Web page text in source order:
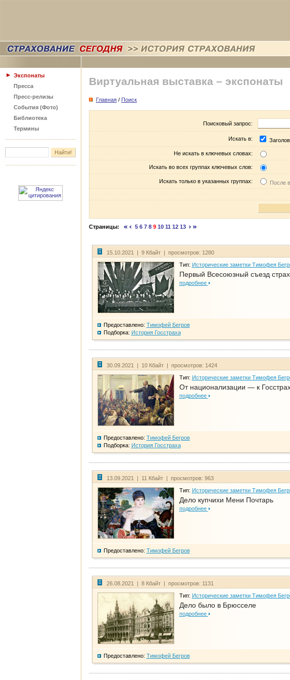
Экспонаты
Пресса
Пресс-релизы
События (Фото)
Библиотека
Термины
Виртуальная выставка – экспонаты
Главная / Поиск
Поисковый запрос:
Искать в:
Не искать в ключевых словах:
Искать во всех группах ключевых слов:
Искать только в указанных группах: После
Страницы: 5 6 7 8 9 10 11 12 13
15.10.2021 | 9 Кбайт | просмотров: 1280
Тип: Исторические заметки Тимофея
Первый Всесоюзный съезд
подробнее
Предоставлено: Тимофей Бегров
Подборка: История Госстраха
30.09.2021 | 10 Кбайт | просмотров: 1424
Тип: Исторические заметки Тимофея
От национализации — к
подробнее
Предоставлено: Тимофей Бегров
Подборка: История Госстраха
13.09.2021 | 11 Кбайт | просмотров: 963
Тип: Исторические заметки Тимофея
Дело купчихи Мени Почтарь
подробнее
Предоставлено: Тимофей Бегров
26.08.2021 | 8 Кбайт | просмотров: 1131
Тип: Исторические заметки Тимофея
Дело было в Брюсселе
подробнее
Предоставлено: Тимофей Бегров